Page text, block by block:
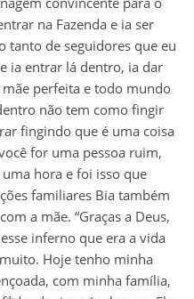
na Fazenda e ia ser
tanto de seguidores que eu
ia entrar lá dentro, ia dar
perfeita e todo mundo
não tem como fingir
fingindo que é uma coisa
for uma pessoa ruim,
hora e foi isso que
familiares Bia também
a mãe. “Graças a Deus,
inferno que era a vida
Hoje tenho minha
com minha família,